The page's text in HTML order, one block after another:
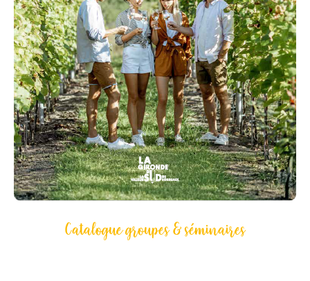
Catalogue groupes & séminaires